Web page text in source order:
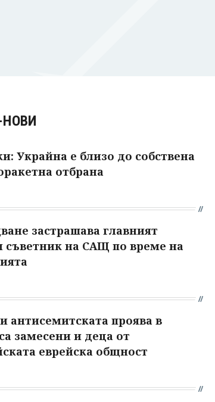
Украйна е близо до собствена
отбрана
застрашава главният
съветник на САЩ по време на
антисемитската проява в
замесени и деца от
еврейска общност